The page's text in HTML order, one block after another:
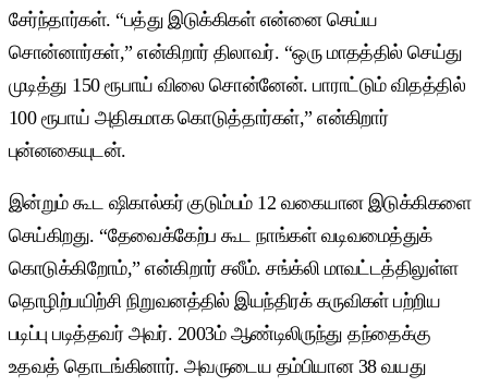
சேர்ந்தார்கள். “பத்து இடுக்கிகள் என்னை செய்ய
சொன்னார்கள்,” என்கிறார் திலாவர். “ஒரு மாதத்தில் செய்து
முடித்து 150 ரூபாய் விலை சொன்னேன். பாராட்டும் விதத்தில்
100 ரூபாய் அதிகமாக கொடுத்தார்கள்,” என்கிறார்
புன்னகையுடன்.
இன்றும் கூட ஷிகால்கர் குடும்பம் 12 வகையான இடுக்கிகளை
செய்கிறது. “தேவைக்கேற்ப கூட நாங்கள் வடிவமைத்துக்
கொடுக்கிறோம்,” என்கிறார் சலீம். சங்க்லி மாவட்டத்திலுள்ள
தொழிற்பயிற்சி நிறுவனத்தில் இயந்திரக் கருவிகள் பற்றிய
படிப்பு படித்தவர் அவர். 2003ம் ஆண்டிலிருந்து தந்தைக்கு
உதவத் தொடங்கினார். அவருடைய தம்பியான 38 வயது